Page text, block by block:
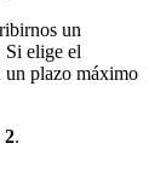
un
Si elige el
un plazo máximo
2.